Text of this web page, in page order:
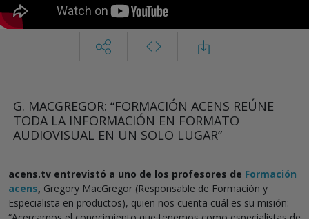
G. MACGREGOR: “FORMACIÓN ACENS REÚNE
TODA LA INFORMACIÓN EN FORMATO
AUDIOVISUAL EN UN SOLO LUGAR”
acens.tv entrevistó a uno de los profesores de Formación
acens, Gregory MacGregor (Responsable de Formación y
Especialista en productos), quien nos cuenta cuál es su misión: